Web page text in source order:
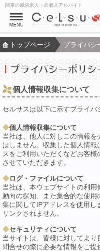
関東の風俗求人・高収入アルバイト
トップページ プライバシ
個人情報収集について
セルサスは以下に示すプライバ
個人情報収集について
当社は、他人に対しこの情報
はしません。収集した個人情
スをご利用いただくなどお客
させていただきます。
ログ・ファイルについて
当社は、本ウェブサイトの利
動向の探知、また集合的な使
集に関してIPアドレスを使用し
リンクされません。
セキュリティについて
当サイトは、皆様に対してよ
問合せの際に必要な情報をご